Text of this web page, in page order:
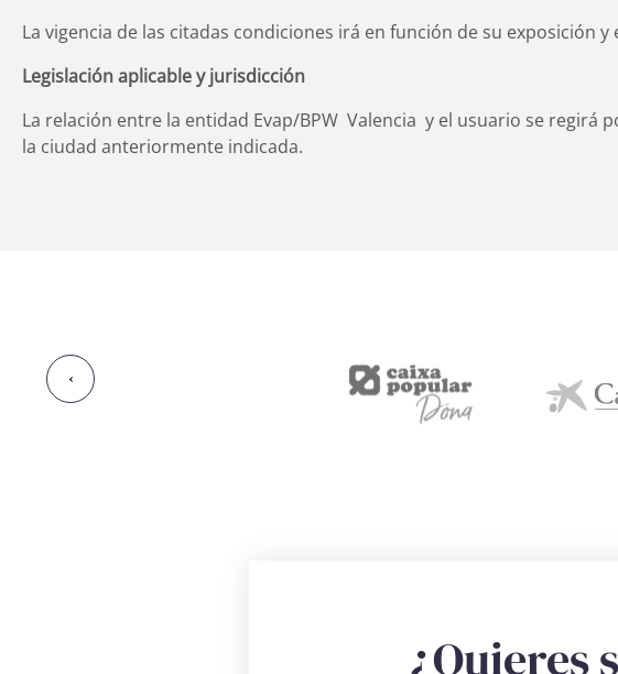
La vigencia de las citadas condiciones irá en función de su
Legislación aplicable y jurisdicción
La relación entre la entidad Evap/BPW Valencia y el usuario se regirá
la ciudad anteriormente indicada.
‹
¿Quieres